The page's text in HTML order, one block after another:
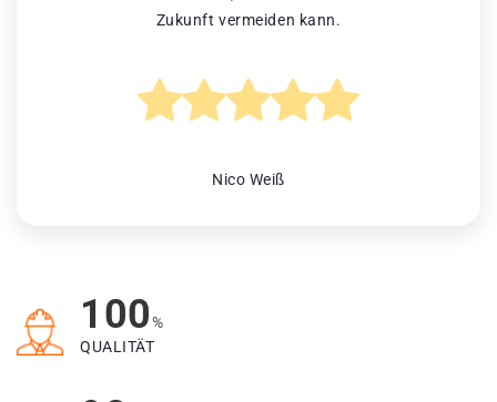
Zukunft vermeiden kann.
Nico Weiß
100%
QUALITÄT